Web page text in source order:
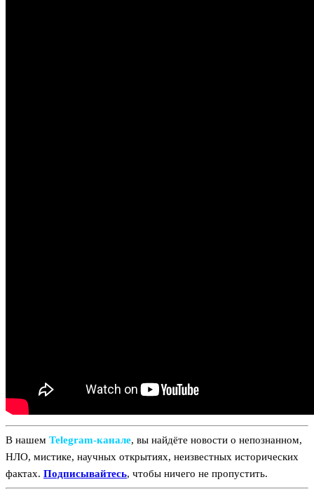
В нашем Telegram‑канале, вы найдёте новости о непознанном,
НЛО, мистике, научных открытиях, неизвестных исторических
фактах. Подписывайтесь, чтобы ничего не пропустить.